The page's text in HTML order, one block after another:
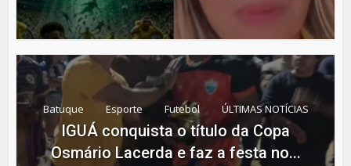
Batuque Esporte Futebol ÚLTIMAS NOTÍCIAS
IGUÁ conquista o título da Copa
Osmário Lacerda e faz a festa no...